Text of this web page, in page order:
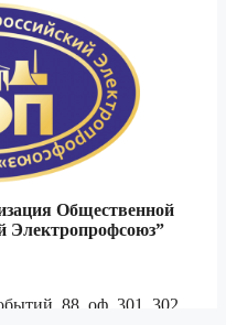
Общественной
Электропрофсоюз”
88, оф. 301, 302